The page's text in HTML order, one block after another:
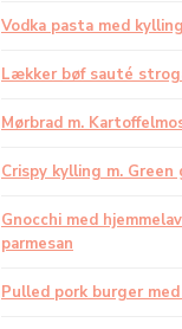
Vodka pasta med kylling
Lækker bøf sauté
Mørbrad m.
Crispy kylling m. Green
Gnocchi med
parmesan
Pulled pork burger